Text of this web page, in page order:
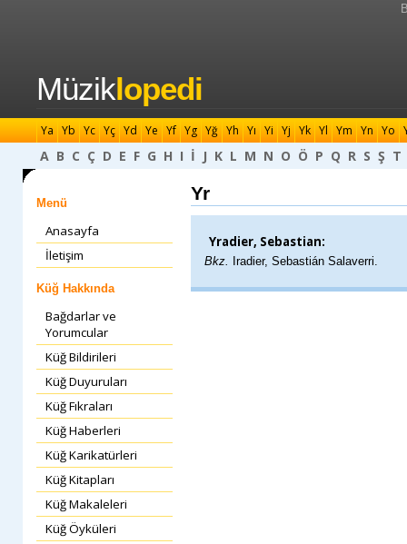
Müziklopedi
Ya Yb Yc Yç Yd Ye Yf Yg Yğ Yh Yı Yi Yj Yk Yl Ym Yn Yo
A B C Ç D E F G H I İ J K L M N O Ö P Q R S Ş T
Menü
Anasayfa
İletişim
Küğ Hakkında
Bağdarlar ve
Yorumcular
Küğ Bildirileri
Küğ Duyuruları
Küğ Fıkraları
Küğ Haberleri
Küğ Karikatürleri
Küğ Kitapları
Küğ Makaleleri
Küğ Öyküleri
Yr
Yradier, Sebastian:
Bkz. Iradier, Sebastián Salaverri.